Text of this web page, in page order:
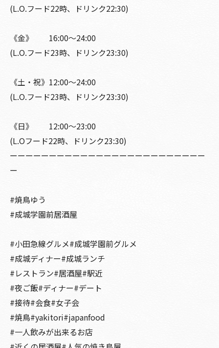
(L.O.フード22時、ドリンク22:30)
《金》 16:00〜24:00
(L.O.フード23時、ドリンク23:30)
《土・祝》12:00〜24:00
(L.O.フード23時、ドリンク23:30)
《日》 12:00〜23:00
(L.Oフード22時、ドリンク23:30)
ーーーーーーーーーーーーーーーーーーーーーーーーー
ー
#焼鳥ゆう
#成城学園前居酒屋
#小田急線グルメ#成城学園前グルメ
#成城ディナー#成城ランチ
#レストラン#居酒屋#駅近
#夜ご飯#ディナー#デート
#接待#会食#女子会
#焼鳥#yakitori#japanfood
#一人飲みが出来るお店